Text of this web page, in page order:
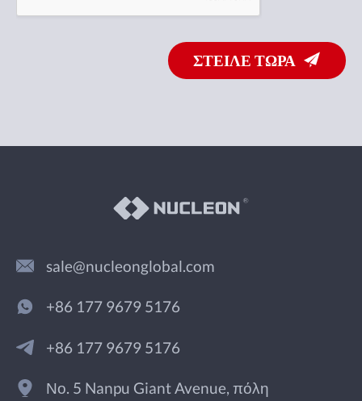
ΣΤΕΙΛΕ ΤΩΡΑ
sale@nucleonglobal.com
+86 177 9679 5176
+86 177 9679 5176
Νο. 5 Nanpu Giant Avenue, πόλη